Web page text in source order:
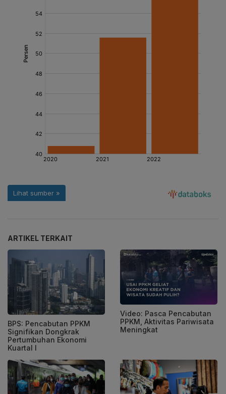
ARTIKEL TERKAIT
BPS: Pencabutan PPKM
Signifikan Dongkrak
Pertumbuhan Ekonomi
Kuartal I
Video: Pasca Pencabutan
PPKM, Aktivitas Pariwisata
Meningkat